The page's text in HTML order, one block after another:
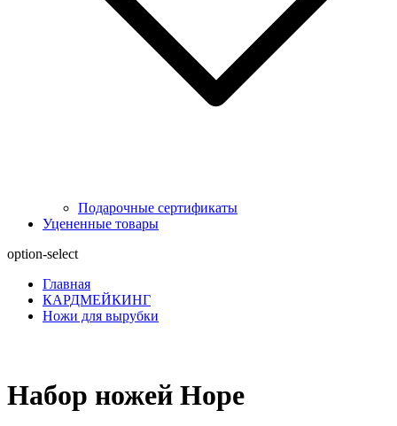
Подарочные сертификаты
Уцененные товары
option-select
Главная
КАРДМЕЙКИНГ
Ножи для вырубки
Набор ножей Hope